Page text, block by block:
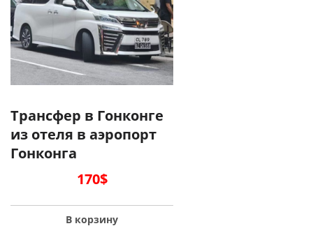
Трансфер в Гонконге
из отеля в аэропорт
Гонконга
170$
В корзину